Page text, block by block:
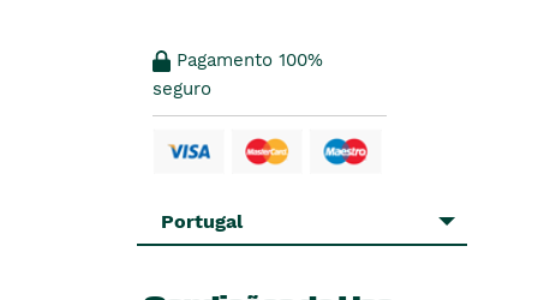
Pagamento 100%
seguro
Portugal